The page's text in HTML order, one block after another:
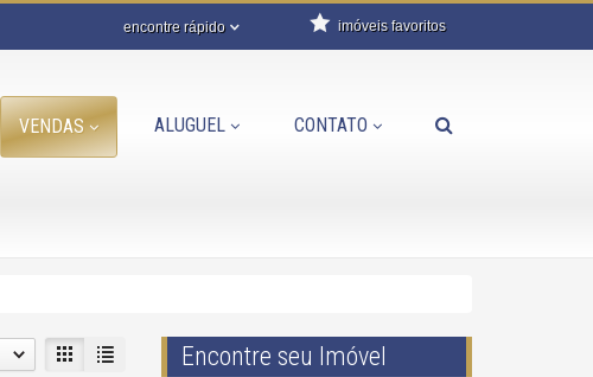
encontre rápido imóveis favoritos
VENDAS ALUGUEL CONTATO
Encontre seu Imóvel